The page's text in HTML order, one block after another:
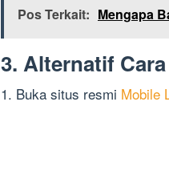
Pos Terkait: Mengapa
3. Alternatif
1. Buka situs resmi Mobile